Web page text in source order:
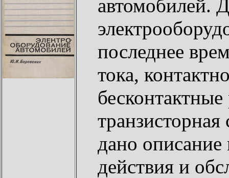
автомобилей.
последнее
тока,
дано
действия и